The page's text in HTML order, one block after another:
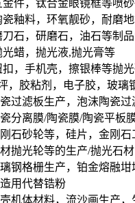
金件，钛合金眼镜框等喷
瓷釉料，环氧靓砂，耐磨
刀石，研磨石，油石等制
光蜡，抛光液,抛光膏等
扣，手机壳，擦银棒等抛
，胶粘剂，电子胶，玻
过滤板生产，泡沫陶瓷
分离膜/陶瓷膜/陶瓷平板
石砂轮等，硅片，金刚
抛光轮等的生产/抛光石
钢格栅生产，铂金熔融坩
用代替锆粉
机体材料，流沙画生产